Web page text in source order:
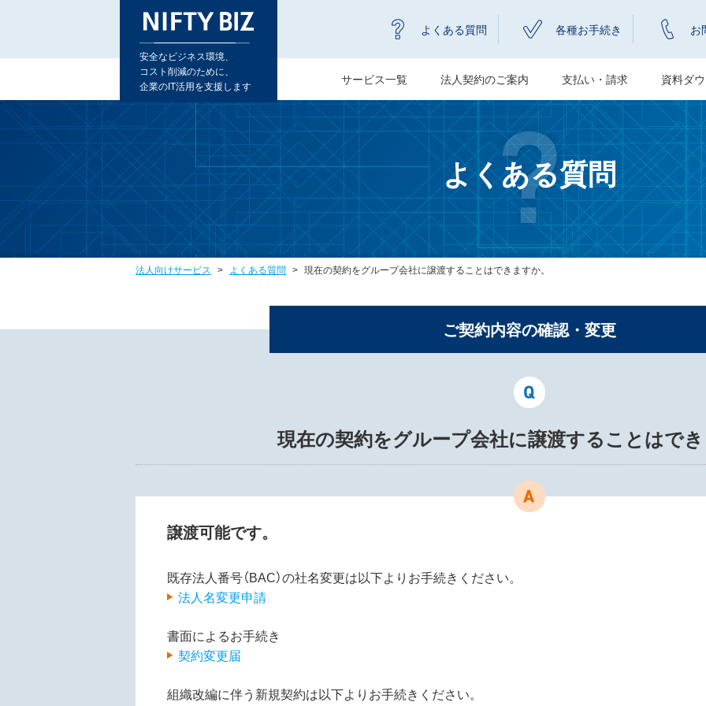
安全なビジネス環境、
コスト削減のために、
企業のIT活用を支援します
よくある質問 各種お手続き お
サービス一覧 法人契約のご案内 支払い・請求 資料ダ
よくある質問
法人向けサービス よくある質問 現在の契約をグループ会社に譲渡することはできますか。
ご契約内容の確認・変更
現在の契約をグループ会社に譲渡することはで
譲渡可能です。
既存法人番号（BAC）の社名変更は以下よりお手続きください。
法人名変更申請
書面によるお手続き
契約変更届
組織改編に伴う新規契約は以下よりお手続きください。